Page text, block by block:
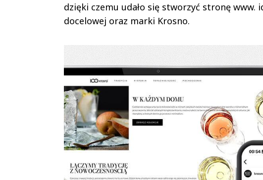
dzięki czemu udało się stworzyć stronę
docelowej oraz marki Krosno.